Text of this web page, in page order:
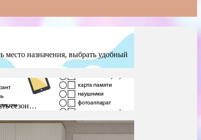
место назначения, выбрать удобный
сезон…